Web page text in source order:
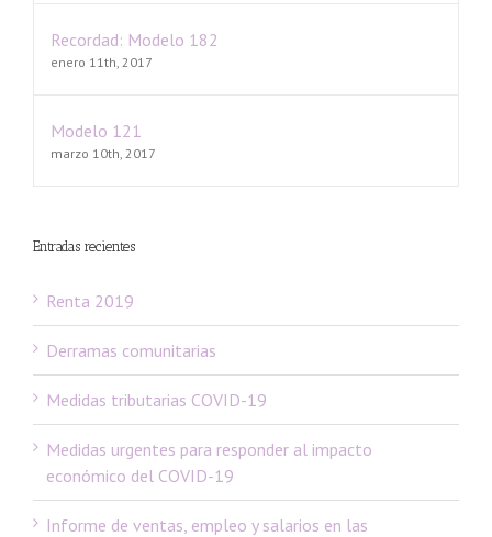
Recordad: Modelo 182
enero 11th, 2017
Modelo 121
marzo 10th, 2017
Entradas recientes
Renta 2019
Derramas comunitarias
Medidas tributarias COVID-19
Medidas urgentes para responder al impacto
económico del COVID-19
Informe de ventas, empleo y salarios en las